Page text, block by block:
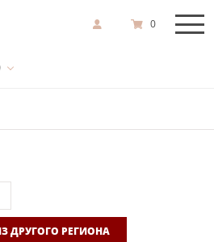
0
ДРУГОГО РЕГИОНА